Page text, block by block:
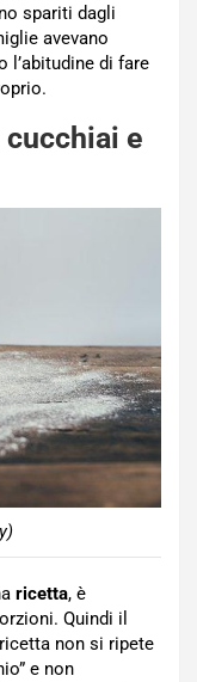
spariti dagli
avevano
l’abitudine di fare
cucchiai e
ricetta, è
Quindi il
non si ripete
e non